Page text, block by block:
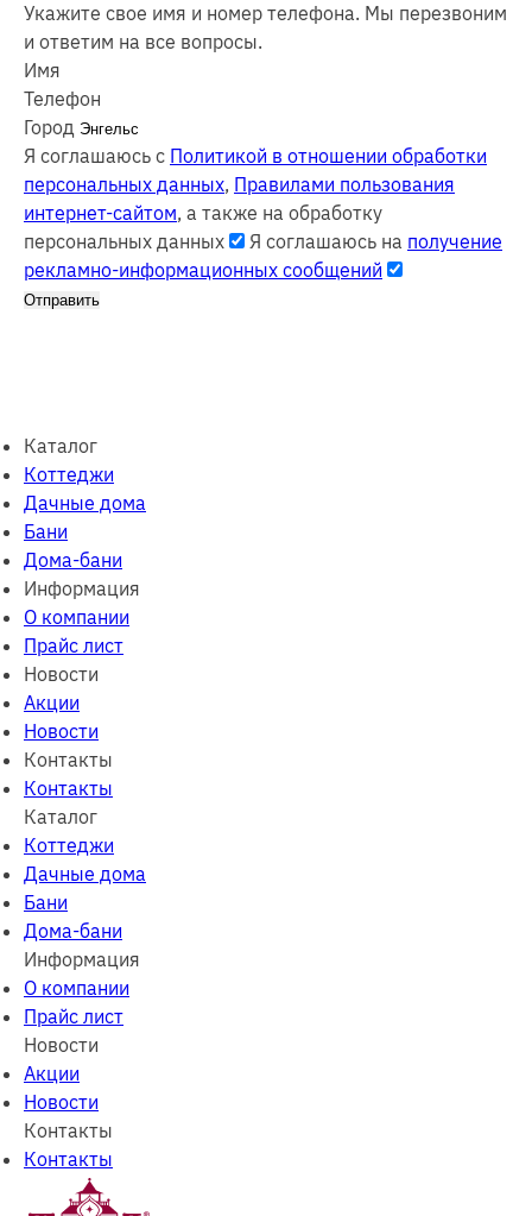
Укажите свое имя и номер телефона. Мы перезвоним
и ответим на все вопросы.
Имя
Телефон
Город
Я соглашаюсь с Политикой в отношении обработки
персональных данных, Правилами пользования
интернет-сайтом, а также на обработку
персональных данных
Я соглашаюсь на получение
рекламно-информационных сообщений
Отправить
Каталог
Коттеджи
Дачные дома
Бани
Дома-бани
Информация
О компании
Прайс лист
Новости
Акции
Новости
Контакты
Контакты
Каталог
Коттеджи
Дачные дома
Бани
Дома-бани
Информация
О компании
Прайс лист
Новости
Акции
Новости
Контакты
Контакты